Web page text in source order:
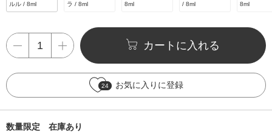
ルル / 8ml
ラ / 8ml
8ml
/ 8ml
8ml
カートに入れる
24 お気に入りに登録
数量限定 在庫あり